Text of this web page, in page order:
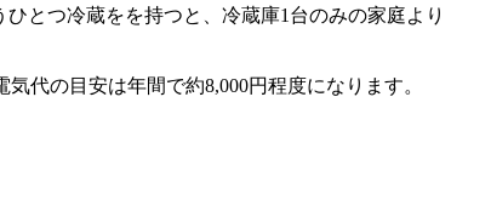
とつ冷蔵をを持つと、冷蔵庫1台のみの家庭より
代の目安は年間で約8,000円程度になります。